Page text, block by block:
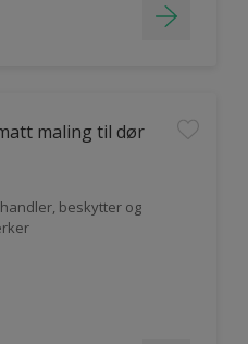
maling til dør
beskytter og